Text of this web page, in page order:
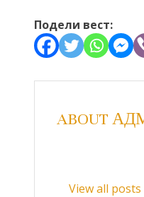
Подели вест:
ABOUT
View all